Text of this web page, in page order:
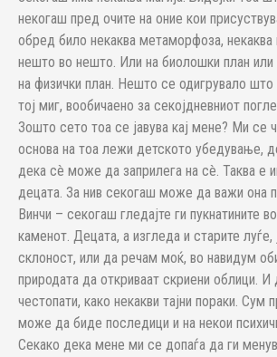
некогаш пред очите на оние кои
обред било некаква метаморфоза, некаква
нешто во нешто. Или на биолошки план или
на физички план. Нешто се одигрувало
тој миг, вообичаено за секојдневниот
Зошто сето тоа се јавува кај мене? Ми се
основа на тоа лежи детското убедување,
дека сè може да заприлега на сè. Таква е
децата. За нив секогаш може да важи она
Винчи – секогаш гледајте ги пукнатините
каменот. Децата, а изгледа и старите луѓе,
склоност, или да речам моќ, во навидум
природата да откриваат скриени облици. И
честопати, како некакви тајни пораки. Сум
може да биде последици и на некои
Секако дека мене ми се допаѓа да ги